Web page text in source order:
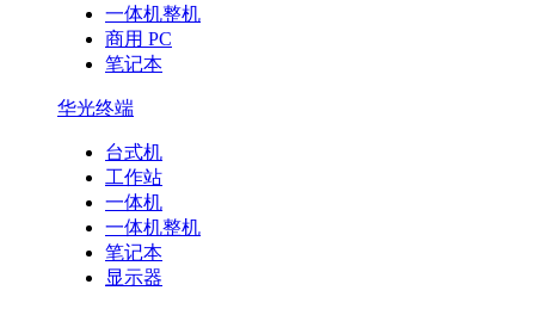
一体机整机
商用 PC
笔记本
华光终端
台式机
工作站
一体机
一体机整机
笔记本
显示器